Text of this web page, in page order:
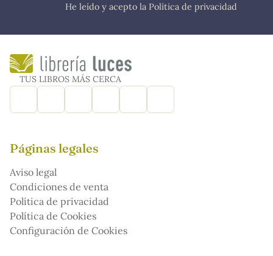
He leído y acepto la Política de privacidad
TUS LIBROS MÁS CERCA
Páginas legales
Aviso legal
Condiciones de venta
Política de privacidad
Política de Cookies
Configuración de Cookies